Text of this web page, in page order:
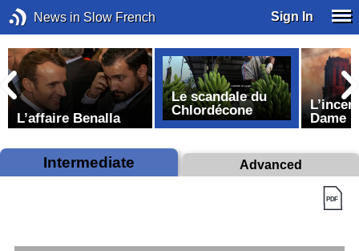
News in Slow French Sign In
L’affaire Benalla
Le scandale du
Chlordécone
Dame
Intermediate Advanced